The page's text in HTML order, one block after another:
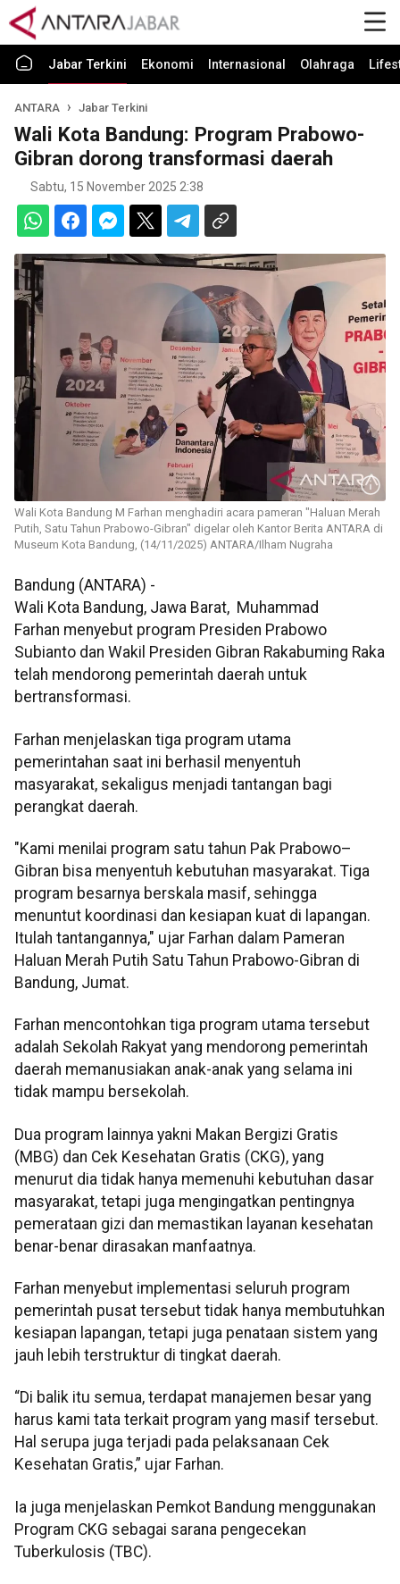
Jabar Terkini Ekonomi Internasional Olahraga
ANTARA Jabar Terkini
Wali Kota Bandung: Program Prabowo-
Gibran dorong transformasi daerah
Sabtu, 15 November 2025 2:38
Wali Kota Bandung M Farhan menghadiri acara pameran "Haluan Merah
Putih, Satu Tahun Prabowo-Gibran" digelar oleh Kantor Berita ANTARA di
Museum Kota Bandung, (14/11/2025) ANTARA/Ilham Nugraha
Bandung (ANTARA) -
Wali Kota Bandung, Jawa Barat, Muhammad
Farhan menyebut program Presiden Prabowo
Subianto dan Wakil Presiden Gibran Rakabuming Raka
telah mendorong pemerintah daerah untuk
bertransformasi.
Farhan menjelaskan tiga program utama
pemerintahan saat ini berhasil menyentuh
masyarakat, sekaligus menjadi tantangan bagi
perangkat daerah.
"Kami menilai program satu tahun Pak Prabowo–
Gibran bisa menyentuh kebutuhan masyarakat. Tiga
program besarnya berskala masif, sehingga
menuntut koordinasi dan kesiapan kuat di lapangan.
Itulah tantangannya," ujar Farhan dalam Pameran
Haluan Merah Putih Satu Tahun Prabowo-Gibran di
Bandung, Jumat.
Farhan mencontohkan tiga program utama tersebut
adalah Sekolah Rakyat yang mendorong pemerintah
daerah memanusiakan anak-anak yang selama ini
tidak mampu bersekolah.
Dua program lainnya yakni Makan Bergizi Gratis
(MBG) dan Cek Kesehatan Gratis (CKG), yang
menurut dia tidak hanya memenuhi kebutuhan dasar
masyarakat, tetapi juga mengingatkan pentingnya
pemerataan gizi dan memastikan layanan kesehatan
benar-benar dirasakan manfaatnya.
Farhan menyebut implementasi seluruh program
pemerintah pusat tersebut tidak hanya membutuhkan
kesiapan lapangan, tetapi juga penataan sistem yang
jauh lebih terstruktur di tingkat daerah.
“Di balik itu semua, terdapat manajemen besar yang
harus kami tata terkait program yang masif tersebut.
Hal serupa juga terjadi pada pelaksanaan Cek
Kesehatan Gratis,” ujar Farhan.
Ia juga menjelaskan Pemkot Bandung menggunakan
Program CKG sebagai sarana pengecekan
Tuberkulosis (TBC).